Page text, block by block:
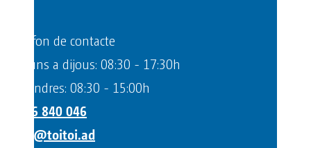
Telèfon de contacte
Dilluns a dijous: 08:30 - 17:30h
Divendres: 08:30 - 15:00h
+376 840 046
info@toitoi.ad